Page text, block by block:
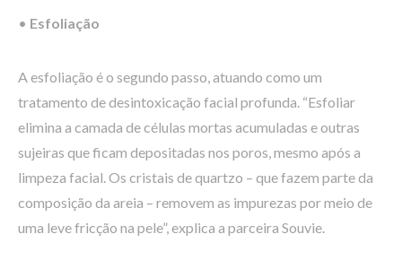
• Esfoliação
A esfoliação é o segundo passo, atuando como um
tratamento de desintoxicação facial profunda. “Esfoliar
elimina a camada de células mortas acumuladas e outras
sujeiras que ficam depositadas nos poros, mesmo após a
limpeza facial. Os cristais de quartzo – que fazem parte da
composição da areia – removem as impurezas por meio de
uma leve fricção na pele”, explica a parceira Souvie.